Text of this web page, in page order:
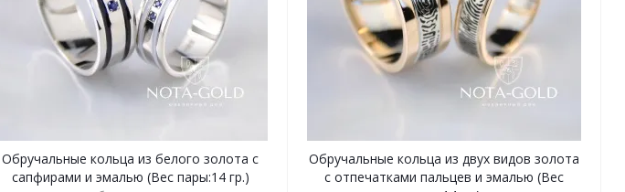
Обручальные кольца из белого золота с
сапфирами и эмалью (Вес пары:14 гр.)
Обручальные кольца из двух видов золота
с отпечатками пальцев и эмалью (Вес